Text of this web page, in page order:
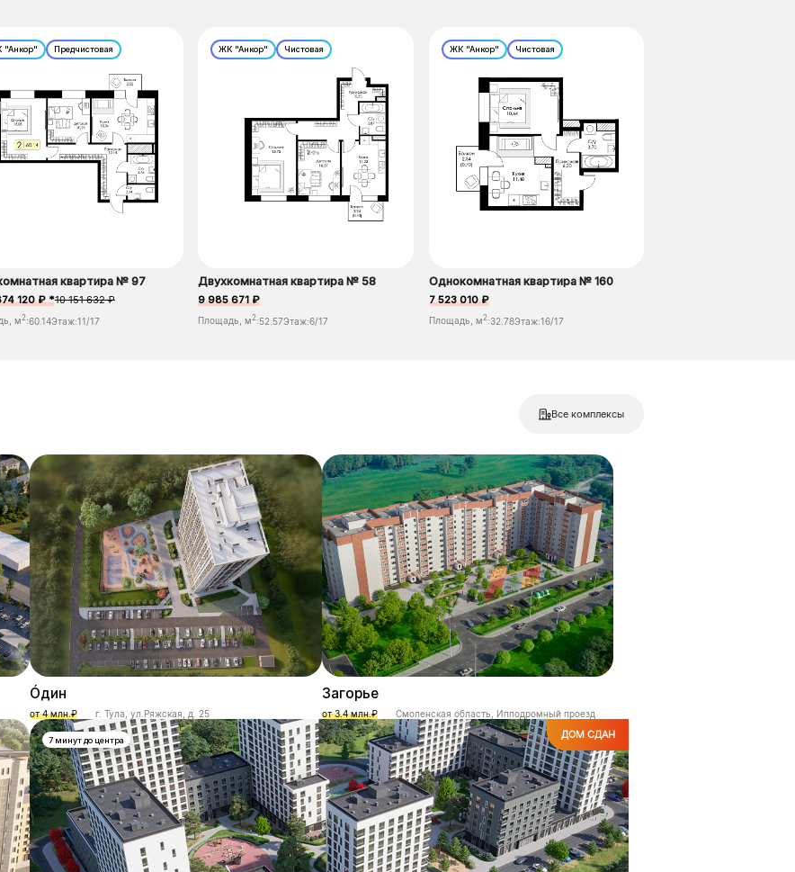
"Анкор" Предчистовая
квартира № 97
120 ₽ *10 151 632 ₽
м2:60.14Этаж:11/17
ЖК "Анкор" Чистовая
Двухкомнатная квартира № 58
9 985 671 ₽
Площадь, м2:52.57Этаж:6/17
ЖК "Анкор" Чистовая
Однокомнатная квартира № 160
7 523 010 ₽
Площадь, м2:32.78Этаж:16/17
Все комплексы
О́дин
от 4 млн.₽ г. Тула, ул.Ряжская, д. 25
Загорье
от 3.4 млн.₽ Смоленская область, Ипподромный проезд
7 минут до центра ДОМ СДАН